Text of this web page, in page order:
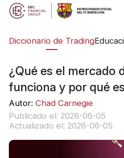
Diccionario de Trading
¿Qué es el mercado
funciona y por qué
Autor: Chad Carnegie
Publicado el: 2026-06-05
Actualizado el: 2026-06-05